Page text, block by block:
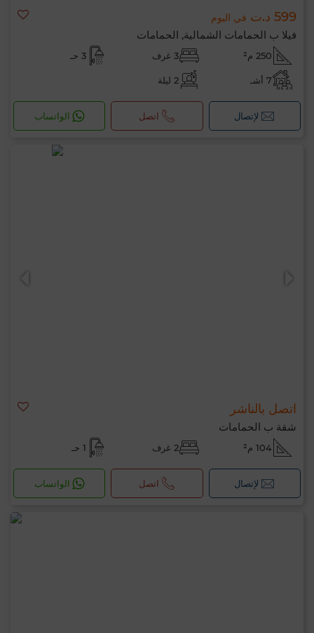
599 د.ت في اليوم
فيلا ب الحمامات الشمالية, الحمامات
250 م² 3 غرف 3 حـ
7 أشـ 2 ليلة
لإتصال اتصل الواتساب
اتصل بالناشر
شقة ب الحمامات
104 م² 2 غرف 1 حـ
لإتصال اتصل الواتساب